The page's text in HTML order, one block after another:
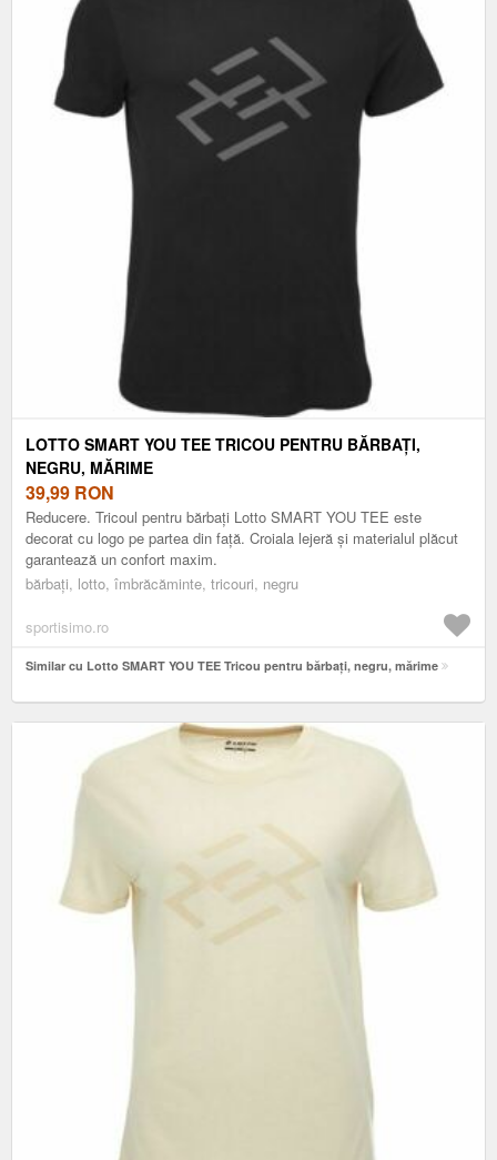
LOTTO SMART YOU TEE TRICOU PENTRU BĂRBAȚI,
NEGRU, MĂRIME
39,99 RON
Reducere. Tricoul pentru bărbați Lotto SMART YOU TEE este
decorat cu logo pe partea din față. Croiala lejeră și materialul plăcut
garantează un confort maxim.
bărbați, lotto, îmbrăcăminte, tricouri, negru
sportisimo.ro
Similar cu Lotto SMART YOU TEE Tricou pentru bărbați, negru, mărime